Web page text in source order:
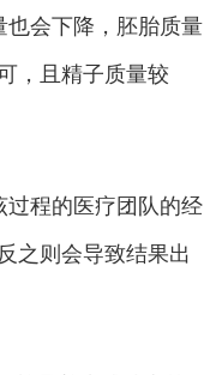
会下降，胚胎质量
，且精子质量较
程的医疗团队的经
之则会导致结果出